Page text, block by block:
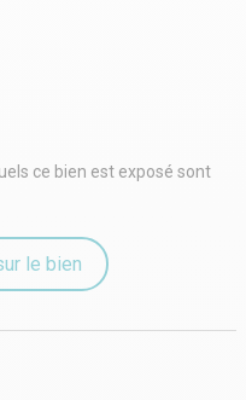
(à confirmer).
Métro L'Ormeau (ligne
ce bien est exposé sont
le bien